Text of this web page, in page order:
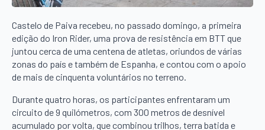
Castelo de Paiva recebeu, no passado domingo, a primeira
edição do Iron Rider, uma prova de resistência em BTT que
juntou cerca de uma centena de atletas, oriundos de várias
zonas do país e também de Espanha, e contou com o apoio
de mais de cinquenta voluntários no terreno.
Durante quatro horas, os participantes enfrentaram um
circuito de 9 quilómetros, com 300 metros de desnível
acumulado por volta, que combinou trilhos, terra batida e